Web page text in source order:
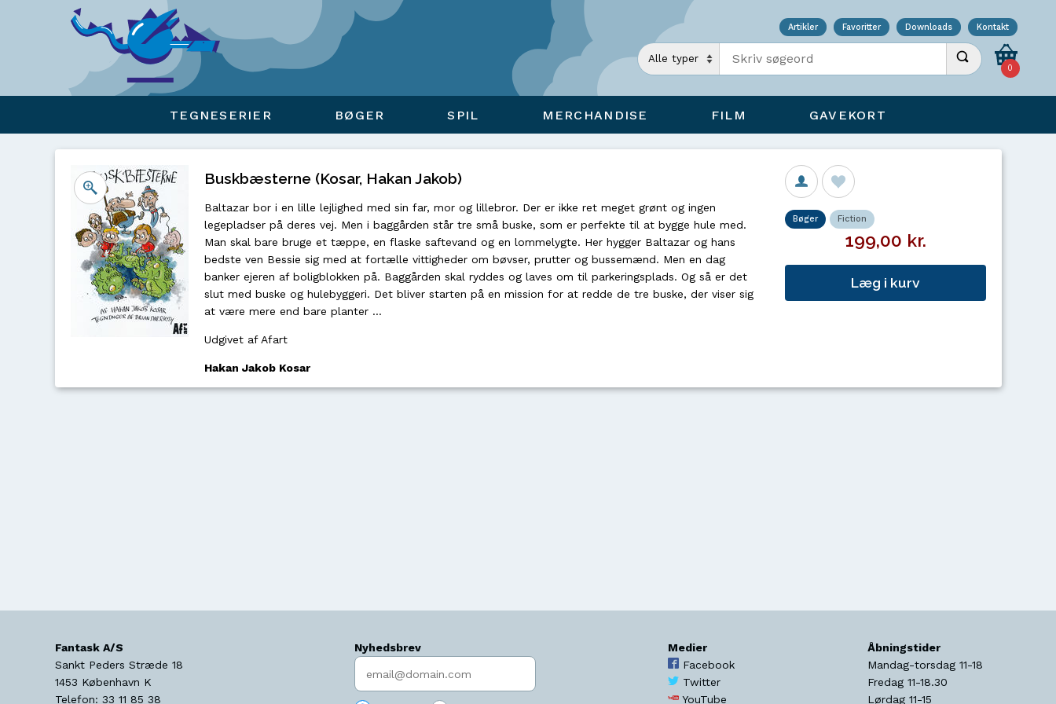
Artikler Favoritter Downloads Kontakt
Indtast søgeord Udfør søgning
0
TEGNESERIER BØGER SPIL MERCHANDISE FILM GAVEKORT
Buskbæsterne (Kosar, Hakan Jakob)
Baltazar bor i en lille lejlighed med sin far, mor og lillebror. Der er ikke ret meget grønt og ingen
legepladser på deres vej. Men i baggården står tre små buske, som er perfekte til at bygge hule med.
Man skal bare bruge et tæppe, en flaske saftevand og en lommelygte. Her hygger Baltazar og hans
bedste ven Bessie sig med at fortælle vittigheder om bøvser, prutter og bussemænd. Men en dag
banker ejeren af boligblokken på. Baggården skal ryddes og laves om til parkeringsplads. Og så er det
slut med buske og hulebyggeri. Det bliver starten på en mission for at redde de tre buske, der viser sig
at være mere end bare planter …
Udgivet af Afart
Hakan Jakob Kosar
Bøger Fiction
199,00 kr.
Læg i kurv
Fantask A/S
Sankt Peders Stræde 18
1453 København K
Telefon: 33 11 85 38
Nyhedsbrev
Indtast søgeord
Medier
Facebook
Twitter
YouTube
Åbningstider
Mandag-torsdag 11-18
Fredag 11-18.30
Lørdag 11-15
Viser overlay for indkøbskurv